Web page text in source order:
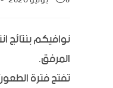
المرفق.